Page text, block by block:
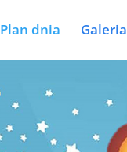
Plan dnia Galeria